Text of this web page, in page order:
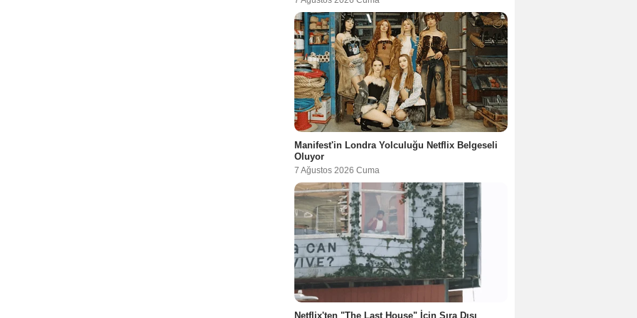
Manifest'in Londra Yolculuğu Netflix Belgeseli
Oluyor
7 Ağustos 2026 Cuma
Netflix'ten "The Last House" İçin Sıra Dışı